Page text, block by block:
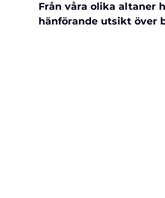
Från våra olika altaner
hänförande utsikt över